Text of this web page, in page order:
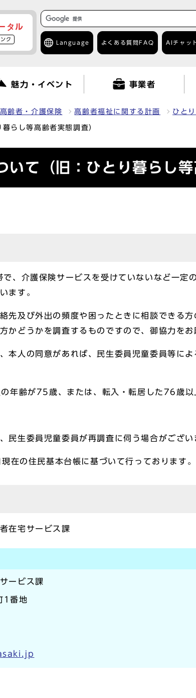
タル
ク
Language よくある質問 FAQ AIチャッ
魅力・イベント 事業者
高齢者・介護保険 高齢者福祉に関する計画 ひと
らし等高齢者実態調査）
いて（旧：ひとり暮らし
、介護保険サービスを受けていないなど一定
ます。
先及び外出の頻度や困ったときに相談できる
かどうかを調査するものですので、御協力を
本人の同意があれば、民生委員児童委員等に
年齢が75歳、または、転入・転居した76歳以
民生委員児童委員が再調査に伺う場合がござ
在の住民基本台帳に基づいて行っております。
在宅サービス課
ービス課
1番地